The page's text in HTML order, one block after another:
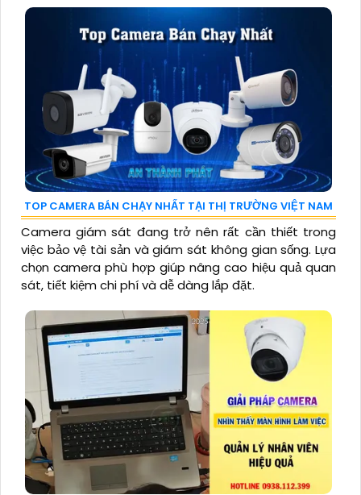
TOP CAMERA BÁN CHẠY NHẤT TẠI THỊ TRƯỜNG VIỆT NAM
Camera giám sát đang trở nên rất cần thiết trong
việc bảo vệ tài sản và giám sát không gian sống. Lựa
chọn camera phù hợp giúp nâng cao hiệu quả quan
sát, tiết kiệm chi phí và dễ dàng lắp đặt.